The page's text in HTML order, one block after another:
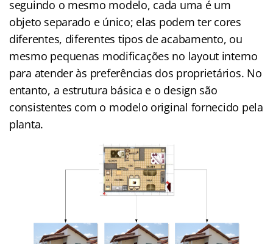
seguindo o mesmo modelo, cada uma é um
objeto separado e único; elas podem ter cores
diferentes, diferentes tipos de acabamento, ou
mesmo pequenas modificações no layout interno
para atender às preferências dos proprietários. No
entanto, a estrutura básica e o design são
consistentes com o modelo original fornecido pela
planta.